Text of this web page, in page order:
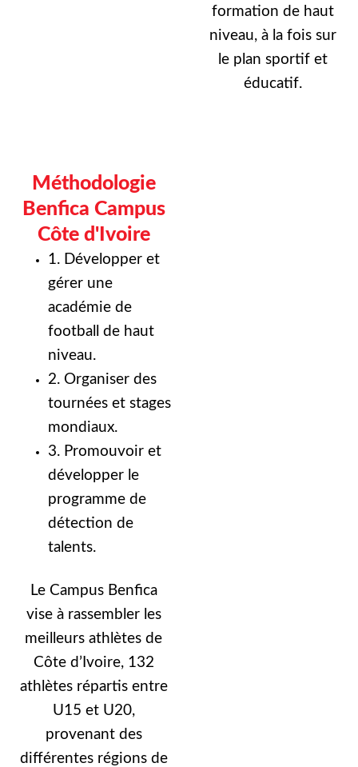
formation de haut
niveau, à la fois sur
le plan sportif et
éducatif.
Méthodologie
Benfica Campus
Côte d'Ivoire
1. Développer et
gérer une
académie de
football de haut
niveau.
2. Organiser des
tournées et stages
mondiaux.
3. Promouvoir et
développer le
programme de
détection de
talents.
Le Campus Benfica
vise à rassembler les
meilleurs athlètes de
Côte d’Ivoire, 132
athlètes répartis entre
U15 et U20,
provenant des
différentes régions de